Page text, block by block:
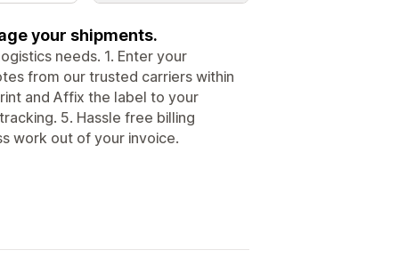
your shipments.
needs. 1. Enter your
from our trusted carriers within
and Affix the label to your
5. Hassle free billing
work out of your invoice.